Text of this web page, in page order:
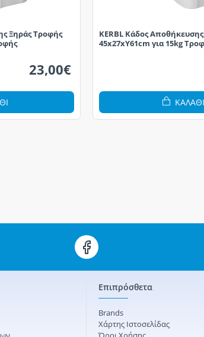
Ξηράς Τροφής
23,00€
KERBL Κάδος
45x27xΥ61cm για 15kg
ΚΑΛΆΘΙ
Επιπρόσθετα
Brands
Χάρτης Ιστοσελίδας